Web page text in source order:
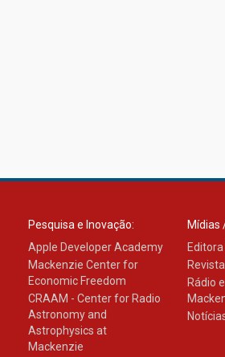
Pesquisa e Inovação:
Apple Developer Academy
Mackenzie Center for
Economic Freedom
CRAAM - Center for Radio
Astronomy and
Astrophysics at
Mackenzie
Mídias
Rádio